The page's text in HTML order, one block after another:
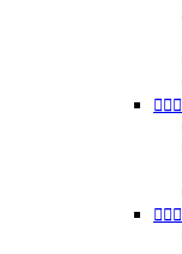

